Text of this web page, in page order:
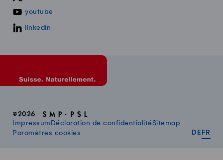
youtube
linkedin
©2026
Impressum Déclaration de confidentialitéSitemap
Paramètres cookies
DE FR